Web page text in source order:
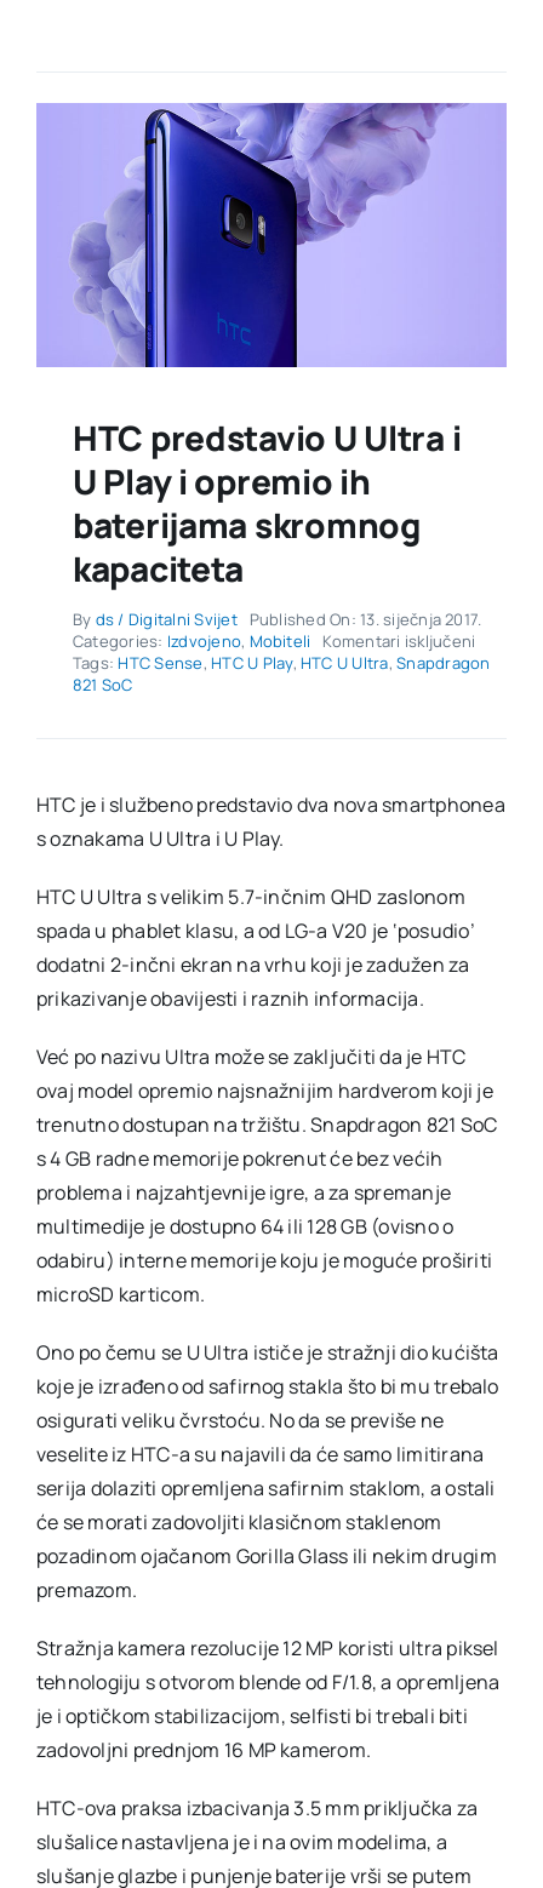
HTC predstavio U Ultra i
U Play i opremio ih
baterijama skromnog
kapaciteta
By ds / Digitalni Svijet
Published On: 13. siječnja 2017.
Categories: Izdvojeno, Mobiteli Komentari isključeni
HTC
Tags:HTC Sense,HTC U Play, HTC U Ultra,Snapdragon
821 SoC
HTC je i službeno predstavio dva nova smartphonea
s oznakama U Ultra i U Play.
HTC U Ultra s velikim 5.7-inčnim QHD zaslonom
spada u phablet klasu, a od LG-a V20 je ‘posudio’
dodatni 2-inčni ekran na vrhu koji je zadužen za
prikazivanje obavijesti i raznih informacija.
Već po nazivu Ultra može se zaključiti da je HTC
ovaj model opremio najsnažnijim hardverom koji je
trenutno dostupan na tržištu. Snapdragon 821 SoC
s 4 GB radne memorije pokrenut će bez većih
problema i najzahtjevnije igre, a za spremanje
multimedije je dostupno 64 ili 128 GB (ovisno o
odabiru) interne memorije koju je moguće proširiti
microSD karticom.
Ono po čemu se U Ultra ističe je stražnji dio kućišta
koje je izrađeno od safirnog stakla što bi mu trebalo
osigurati veliku čvrstoću. No da se previše ne
veselite iz HTC-a su najavili da će samo limitirana
serija dolaziti opremljena safirnim staklom, a ostali
će se morati zadovoljiti klasičnom staklenom
pozadinom ojačanom Gorilla Glass ili nekim drugim
premazom.
Stražnja kamera rezolucije 12 MP koristi ultra piksel
tehnologiju s otvorom blende od F/1.8, a opremljena
je i optičkom stabilizacijom, selfisti bi trebali biti
zadovoljni prednjom 16 MP kamerom.
HTC-ova praksa izbacivanja 3.5 mm priključka za
slušalice nastavljena je i na ovim modelima, a
slušanje glazbe i punjenje baterije vrši se putem